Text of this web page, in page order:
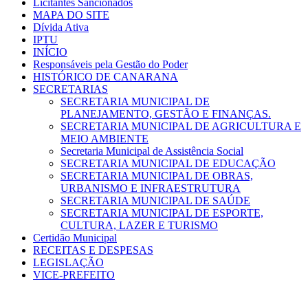
Licitantes Sancionados
MAPA DO SITE
Dívida Ativa
IPTU
INÍCIO
Responsáveis pela Gestão do Poder
HISTÓRICO DE CANARANA
SECRETARIAS
SECRETARIA MUNICIPAL DE
PLANEJAMENTO, GESTÃO E FINANÇAS.
SECRETARIA MUNICIPAL DE AGRICULTURA E
MEIO AMBIENTE
Secretaria Municipal de Assistência Social
SECRETARIA MUNICIPAL DE EDUCAÇÃO
SECRETARIA MUNICIPAL DE OBRAS,
URBANISMO E INFRAESTRUTURA
SECRETARIA MUNICIPAL DE SAÚDE
SECRETARIA MUNICIPAL DE ESPORTE,
CULTURA, LAZER E TURISMO
Certidão Municipal
RECEITAS E DESPESAS
LEGISLAÇÃO
VICE-PREFEITO